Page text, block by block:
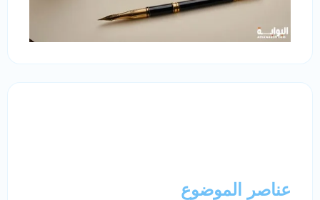
عناصر الموضوع